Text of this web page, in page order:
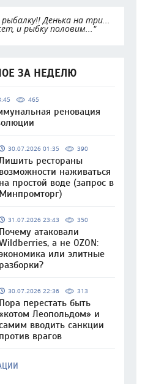
Денька на три...
и рыбку половим..."
ЗА НЕДЕЛЮ
465
реновация
30.07.2026 01:35 390
рестораны
возможности наживаться
на простой воде (запрос в
Минпромторг)
31.07.2026 23:43 350
Почему атаковали
а не OZON:
или элитные
разборки?
30.07.2026 22:36 313
Пора перестать быть
Леопольдом» и
вводить санкции
против врагов